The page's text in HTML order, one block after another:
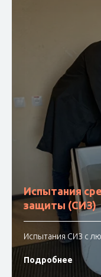
Испытания
защиты (СИЗ)
Испытания СИЗ с
Подробнее